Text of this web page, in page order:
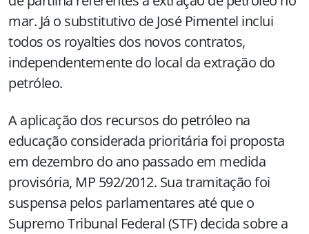
mar. Já o substitutivo de José Pimentel inclui
todos os royalties dos novos contratos,
independentemente do local da extração do
petróleo.
A aplicação dos recursos do petróleo na
educação considerada prioritária foi proposta
em dezembro do ano passado em medida
provisória, MP 592/2012. Sua tramitação foi
suspensa pelos parlamentares até que o
Supremo Tribunal Federal (STF) decida sobre a